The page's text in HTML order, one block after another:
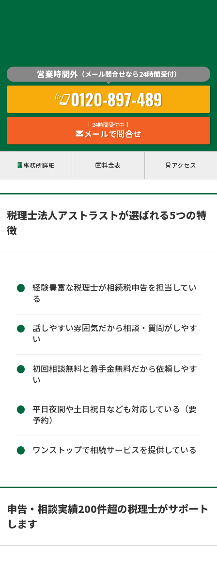
営業時間外 （メール問合せなら24時間受付）
0120-897-489
24時間受付中
メールで問合せ
事務所詳細 料金表 アクセス
税理士法人アストラストが選ばれる5つの特
徴
経験豊富な税理士が相続税申告を担当してい
る
話しやすい雰囲気だから相談・質問がしやす
い
初回相談無料と着手金無料だから依頼しやす
い
平日夜間や土日祝日なども対応している（要
予約）
ワンストップで相続サービスを提供している
申告・相談実績200件超の税理士がサポート
します